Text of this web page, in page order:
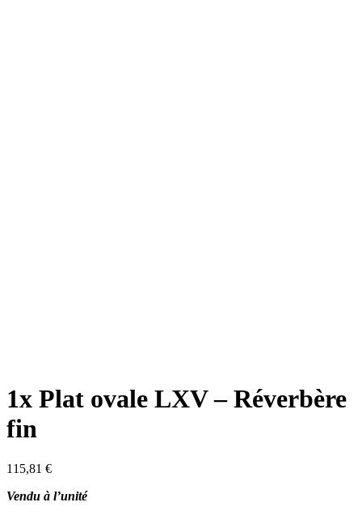
1x Plat ovale LXV – Réverbère
fin
115,81 €
Vendu à l’unité